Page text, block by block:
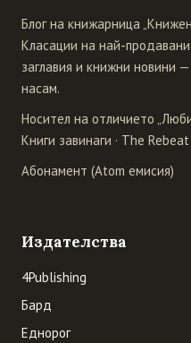
Блог на книжарница
Класации на най-
заглавия и книжни новини
насам.
Носител на отличието
Книги завинаги · The Rebeat
Абонамент (Atom емисия)
Издателства
4Publishing
Бард
Еднорог